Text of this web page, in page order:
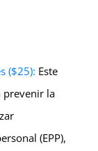
($25): Este
prevenir la
(EPP),